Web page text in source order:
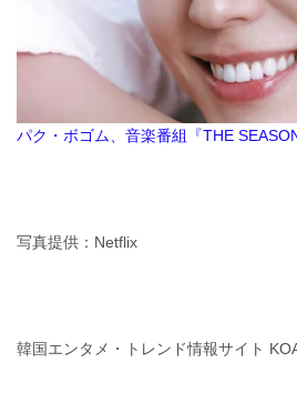
パク・ボゴム、音楽番組『THE
写真提供：Netflix
韓国エンタメ・トレンド情報サイト